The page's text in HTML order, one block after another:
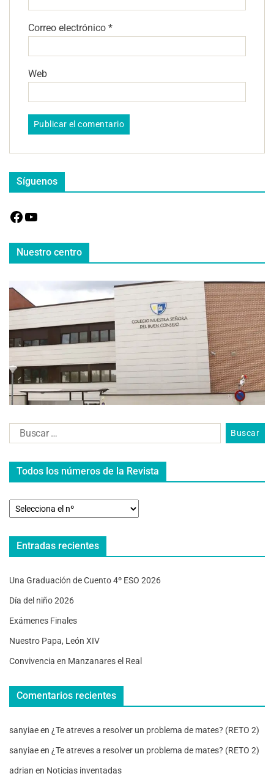
Correo electrónico *
Web
Síguenos
Nuestro centro
Todos los números de la Revista
Entradas recientes
Una Graduación de Cuento 4º ESO 2026
Día del niño 2026
Exámenes Finales
Nuestro Papa, León XIV
Convivencia en Manzanares el Real
Comentarios recientes
sanyiaeen ¿Te atreves a resolver un problema de mates? (RETO 2)
sanyiaeen ¿Te atreves a resolver un problema de mates? (RETO 2)
adrian en Noticias inventadas